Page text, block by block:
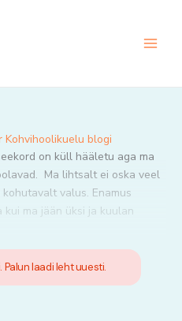
Kohvihoolikuelu blogi
on küll hääletu aga ma
Ma lihtsalt ei oska veel
valus. Enamus
ma jään üksi ja kuulan
Palun laadi leht uuesti.